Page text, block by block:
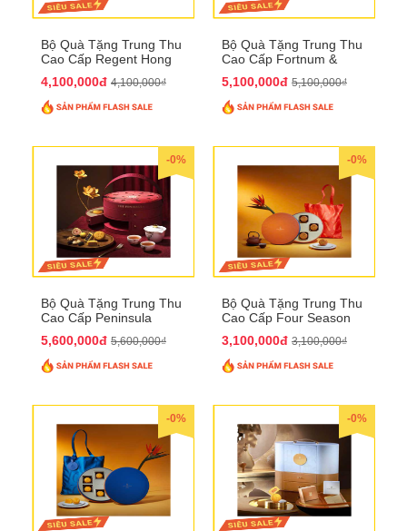
Bộ Quà Tặng Trung Thu
Cao Cấp Regent Hong
4,100,000đ 4,100,000₫
Bộ Quà Tặng Trung Thu
Cao Cấp Fortnum &
5,100,000đ 5,100,000₫
-0%
Bộ Quà Tặng Trung Thu
Cao Cấp Peninsula
5,600,000đ 5,600,000₫
-0%
Bộ Quà Tặng Trung Thu
Cao Cấp Four Season
3,100,000đ 3,100,000₫
-0% -0%